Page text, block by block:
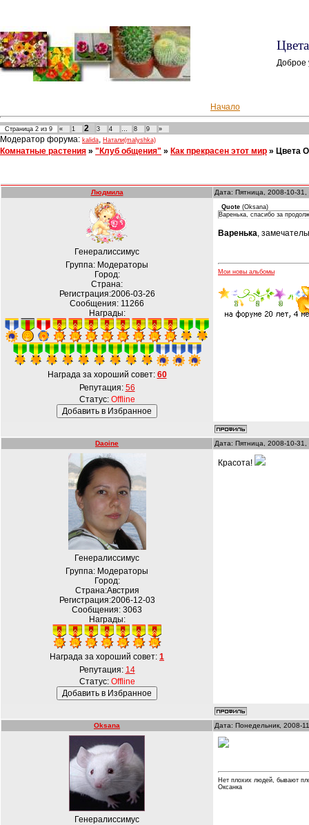
Доброе
Начало
Страница 2 из 9 « 1 2 3 4 … 8 9 »
Модератор форума: kalida, Натали(malyshka)
Комнатные растения » "Клуб общения" » Как прекрасен этот мир » Цвета
Людмила Дата: Пятница, 2008-10-
Генералиссимус
Группа: Модераторы
Город:
Страна:
Регистрация:2006-03-26
Сообщения: 11266
Награды:
Награда за хороший совет: 60
Репутация: 56
Статус: Offline
Quote (Oksana)
Варенька, спасибо за
Варенька,
Мои новы альбомы
Daoine Дата: Пятница, 2008-10-
Генералиссимус
Группа: Модераторы
Город:
Страна:Австрия
Регистрация:2006-12-03
Сообщения: 3063
Награды:
Награда за хороший совет: 1
Репутация: 14
Статус: Offline
Красота!
Oksana Дата: Понедельник, 2008-
Генералиссимус
Нет плохих людей, бывают
Оксанка